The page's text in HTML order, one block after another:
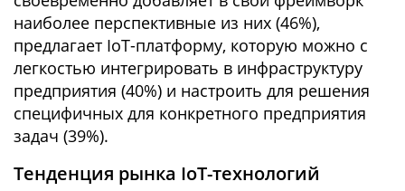
наиболее перспективные из них (46%),
предлагает IoT-платформу, которую можно с
легкостью интегрировать в инфраструктуру
предприятия (40%) и настроить для решения
специфичных для конкретного предприятия
задач (39%).
Тенденция рынка IoT-технологий